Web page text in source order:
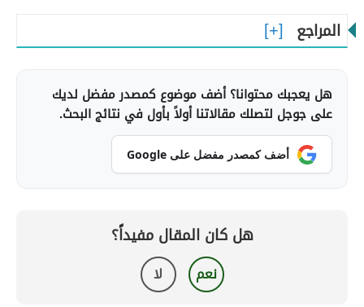
المراجع
هل يعجبك محتوانا؟ أضف موضوع كمصدر مفضل لديك
على جوجل لتصلك مقالاتنا أولاً بأول في نتائج البحث.
أضف كمصدر مفضل على Google
هل كان المقال مفيداً؟
نعم لا